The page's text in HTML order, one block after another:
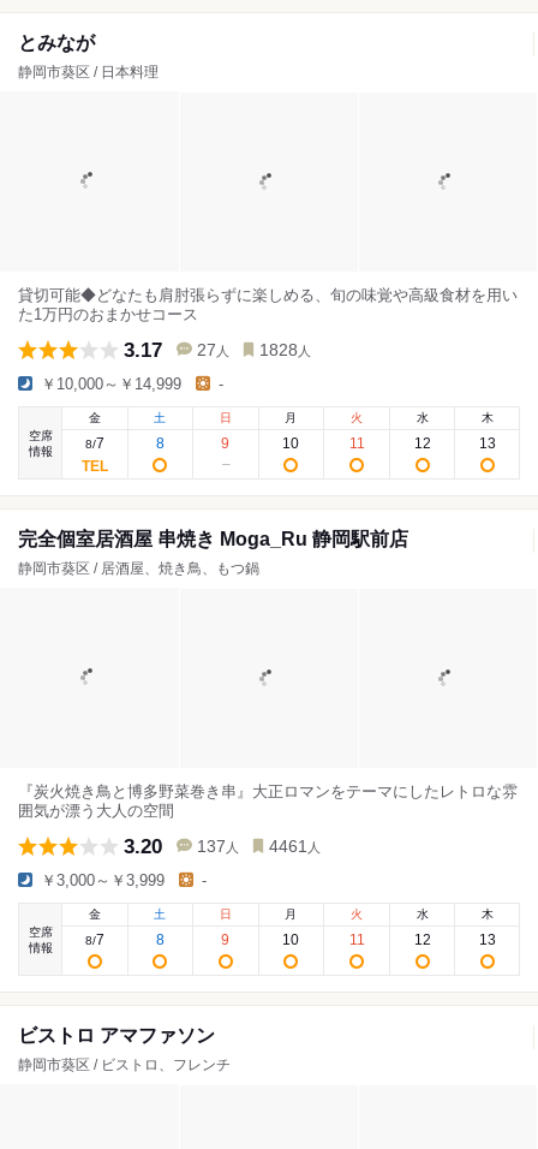
とみなが
静岡市葵区 / 日本料理
貸切可能◆どなたも肩肘張らずに楽しめる、旬の味覚や高級食材を用い
た1万円のおまかせコース
3.17 27 人 1828 人
￥10,000～￥14,999 -
空席
情報
金
8/7
土
8
日
9
月
10
火
11
水
12
木
13
完全個室居酒屋 串焼き Moga_Ru 静岡駅前店
静岡市葵区 / 居酒屋、焼き鳥、もつ鍋
『炭火焼き鳥と博多野菜巻き串』大正ロマンをテーマにしたレトロな雰
囲気が漂う大人の空間
3.20 137 人 4461 人
￥3,000～￥3,999 -
空席
情報
金
8/7
土
8
日
9
月
10
火
11
水
12
木
13
ビストロ アマファソン
静岡市葵区 / ビストロ、フレンチ